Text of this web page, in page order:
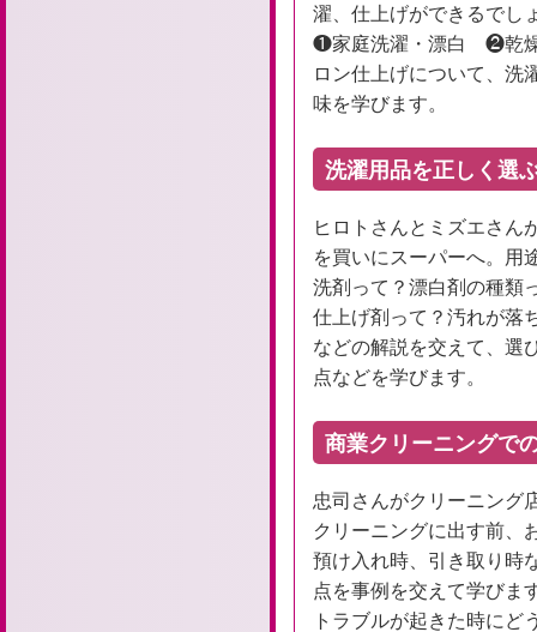
濯、仕上げができるでし
❶家庭洗濯・漂白 ❷乾
ロン仕上げについて、洗
味を学びます。
洗濯用品を正しく選
ヒロトさんとミズエさん
を買いにスーパーへ。用
洗剤って？漂白剤の種類
仕上げ剤って？汚れが落
などの解説を交えて、選
点などを学びます。
商業クリーニングで
忠司さんがクリーニング
クリーニングに出す前、
預け入れ時、引き取り時
点を事例を交えて学びま
トラブルが起きた時にど